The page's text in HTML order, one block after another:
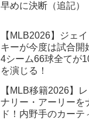
早めに決断（追記）
【MLB2026】ジェ
キーが今度は試合開
4シーム66球全てが
を演じる！
【MLB移籍2026】
ナリー・アーリーを
ド！内野手のカー